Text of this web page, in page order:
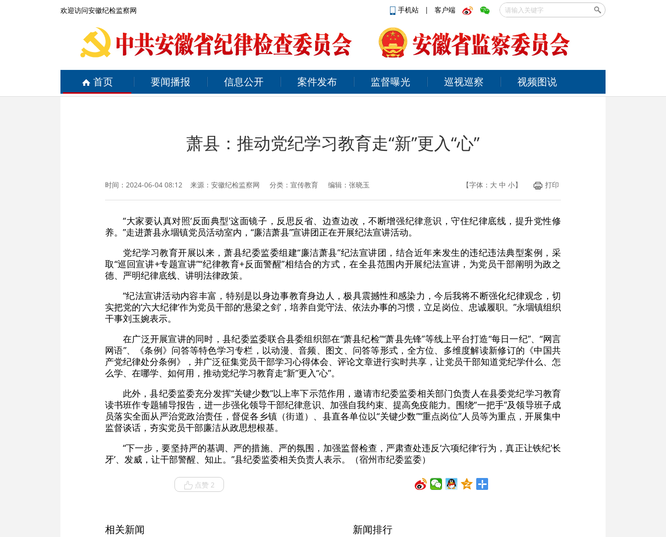
欢迎访问安徽纪检监察网 手机站 | 客户端
首页 要闻播报 信息公开 案件发布 监督曝光 巡视巡察 视频图说
萧县：推动党纪学习教育走“新”更入“心”
时间：2024-06-04 08:12 来源： 安徽纪检监察网 分类：宣传教育 编辑：张晓玉 【字体： 大 中 小】 打印
“大家要认真对照‘反面典型’这面镜子，反思反省、边查边改，不断增强纪律意识，守住纪律底线，提升党性修
养。”走进萧县永堌镇党员活动室内，“廉洁萧县”宣讲团正在开展纪法宣讲活动。
党纪学习教育开展以来，萧县纪委监委组建“廉洁萧县”纪法宣讲团，结合近年来发生的违纪违法典型案例，采
取“巡回宣讲+专题宣讲”“纪律教育+反面警醒”相结合的方式，在全县范围内开展纪法宣讲，为党员干部阐明为政之
德、严明纪律底线、讲明法律政策。
“纪法宣讲活动内容丰富，特别是以身边事教育身边人，极具震撼性和感染力，今后我将不断强化纪律观念，切
实把党的‘六大纪律’作为党员干部的‘悬梁之剑’，培养自觉守法、依法办事的习惯，立足岗位、忠诚履职。”永堌镇组织
干事刘玉婉表示。
在广泛开展宣讲的同时，县纪委监委联合县委组织部在“萧县纪检”“萧县先锋”等线上平台打造“每日一纪”、“网言
网语”、《条例》问答等特色学习专栏，以动漫、音频、图文、问答等形式，全方位、多维度解读新修订的《中国共
产党纪律处分条例》，并广泛征集党员干部学习心得体会、评论文章进行实时共享，让党员干部知道党纪学什么、怎
么学、在哪学、如何用，推动党纪学习教育走“新”更入“心”。
此外，县纪委监委充分发挥“关键少数”以上率下示范作用，邀请市纪委监委相关部门负责人在县委党纪学习教育
读书班作专题辅导报告，进一步强化领导干部纪律意识、加强自我约束、提高免疫能力。围绕“一把手”及领导班子成
员落实全面从严治党政治责任，督促各乡镇（街道）、县直各单位以“关键少数”“重点岗位”人员等为重点，开展集中
监督谈话，夯实党员干部廉洁从政思想根基。
“下一步，要坚持严的基调、严的措施、严的氛围，加强监督检查，严肃查处违反‘六项纪律’行为，真正让铁纪‘长
牙’、发威，让干部警醒、知止。”县纪委监委相关负责人表示。（宿州市纪委监委）
点赞 2
相关新闻 新闻排行